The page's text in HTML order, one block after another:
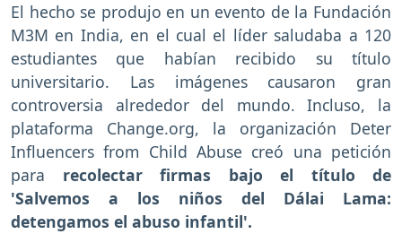
El hecho se produjo en un evento de la Fundación
M3M en India, en el cual el líder saludaba a 120
estudiantes que habían recibido su título
universitario. Las imágenes causaron gran
controversia alrededor del mundo. Incluso, la
plataforma Change.org, la organización Deter
Influencers from Child Abuse creó una petición
para recolectar firmas bajo el título de
'Salvemos a los niños del Dálai Lama:
detengamos el abuso infantil'.